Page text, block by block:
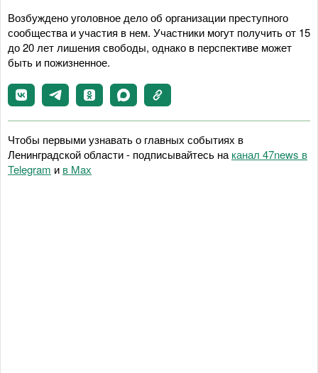
Возбуждено уголовное дело об организации преступного
сообщества и участия в нем. Участники могут получить от 15
до 20 лет лишения свободы, однако в перспективе может
быть и пожизненное.
Чтобы первыми узнавать о главных событиях в
Ленинградской области - подписывайтесь на канал 47news в
Telegram и в Maх